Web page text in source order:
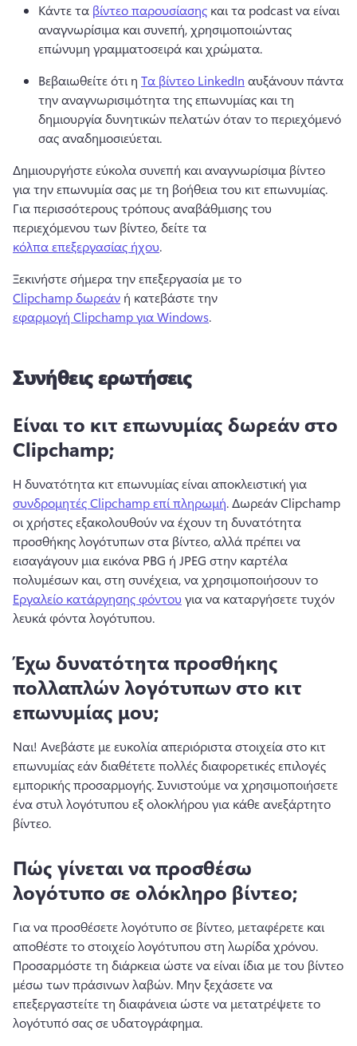
Κάντε τα βίντεο παρουσίασης και τα podcast να είναι
αναγνωρίσιμα και συνεπή, χρησιμοποιώντας
επώνυμη γραμματοσειρά και χρώματα.
Βεβαιωθείτε ότι η Τα βίντεο LinkedIn αυξάνουν πάντα
την αναγνωρισιμότητα της επωνυμίας και τη
δημιουργία δυνητικών πελατών όταν το περιεχόμενό
σας αναδημοσιεύεται.
Δημιουργήστε εύκολα συνεπή και αναγνωρίσιμα βίντεο
Για περισσότερους τρόπους αναβάθμισης του
περιεχόμενου των βίντεο, δείτε τα
κόλπα επεξεργασίας ήχου.
Ξεκινήστε σήμερα την επεξεργασία με το
Clipchamp δωρεάν ή κατεβάστε την
εφαρμογή Clipchamp για Windows.
Συνήθεις ερωτήσεις
Είναι το κιτ επωνυμίας δωρεάν στο
Clipchamp;
Η δυνατότητα κιτ επωνυμίας είναι αποκλειστική για
συνδρομητές Clipchamp επί πληρωμή. Δωρεάν Clipchamp
οι χρήστες εξακολουθούν να έχουν τη δυνατότητα
προσθήκης λογότυπων στα βίντεο, αλλά πρέπει να
εισαγάγουν μια εικόνα PBG ή JPEG στην καρτέλα
πολυμέσων και, στη συνέχεια, να χρησιμοποιήσουν το
Εργαλείο κατάργησης φόντου για να καταργήσετε τυχόν
λευκά φόντα λογότυπου.
Έχω δυνατότητα προσθήκης
πολλαπλών λογότυπων στο κιτ
επωνυμίας μου;
Ναι! Ανεβάστε με ευκολία απεριόριστα στοιχεία στο κιτ
επωνυμίας εάν διαθέτετε πολλές διαφορετικές επιλογές
εμπορικής προσαρμογής. Συνιστούμε να χρησιμοποιήσετε
ένα στυλ λογότυπου εξ ολοκλήρου για κάθε ανεξάρτητο
βίντεο.
Πώς γίνεται να προσθέσω
λογότυπο σε ολόκληρο βίντεο;
Για να προσθέσετε λογότυπο σε βίντεο, μεταφέρετε και
Προσαρμόστε τη διάρκεια ώστε να είναι ίδια με του βίντεο
μέσω των πράσινων λαβών. Μην ξεχάσετε να
επεξεργαστείτε τη διαφάνεια ώστε να μετατρέψετε το
λογότυπό σας σε υδατογράφημα.